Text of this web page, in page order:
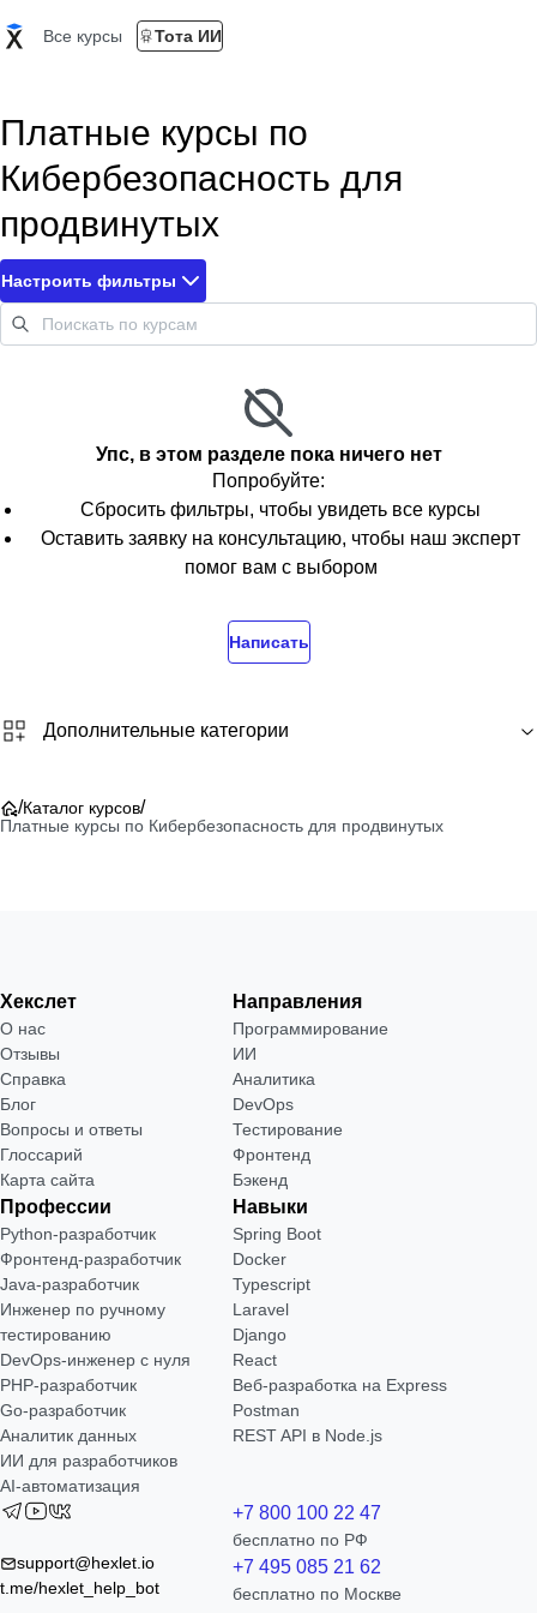
Все курсы Тота ИИ
Платные курсы по
Кибербезопасность для
продвинутых
Настроить фильтры
Упс, в этом разделе пока ничего нет
Попробуйте:
Сбросить фильтры, чтобы увидеть все курсы
Оставить заявку на консультацию, чтобы наш эксперт
помог вам с выбором
Написать
Дополнительные категории
/Каталог курсов/
Платные курсы по Кибербезопасность для продвинутых
Хекслет
О нас
Отзывы
Справка
Блог
Вопросы и ответы
Глоссарий
Карта сайта
Направления
Программирование
ИИ
Аналитика
DevOps
Тестирование
Фронтенд
Бэкенд
Профессии
Python-разработчик
Фронтенд-разработчик
Java-разработчик
Инженер по ручному
тестированию
DevOps-инженер с нуля
РНР-разработчик
Go-разработчик
Аналитик данных
ИИ для разработчиков
AI-автоматизация
Навыки
Spring Boot
Docker
Typescript
Laravel
Django
React
Веб-разработка на Express
Postman
REST API в Node.js
support@hexlet.io
t.me/hexlet_help_bot
+7 800 100 22 47
бесплатно по РФ
+7 495 085 21 62
бесплатно по Москве